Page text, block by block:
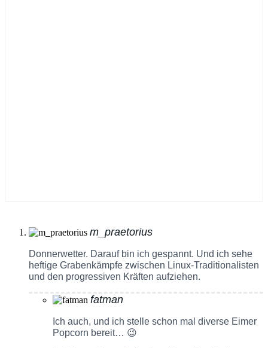
m_praetorius
Donnerwetter. Darauf bin ich gespannt. Und ich sehe
heftige Grabenkämpfe zwischen Linux-Traditionalisten
und den progressiven Kräften aufziehen.
fatman
Ich auch, und ich stelle schon mal diverse Eimer
Popcorn bereit… 😉